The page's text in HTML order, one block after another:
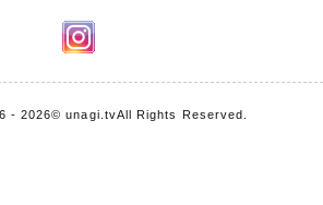
- 2026© unagi.tvAll Rights Reserved.